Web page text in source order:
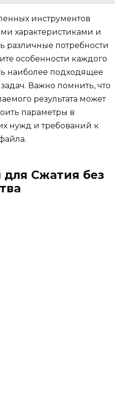
инструментов
характеристиками и
различные потребности
особенности каждого
наиболее подходящее
Важно помнить, что
результата может
параметры в
нужд и требований к
Сжатия без